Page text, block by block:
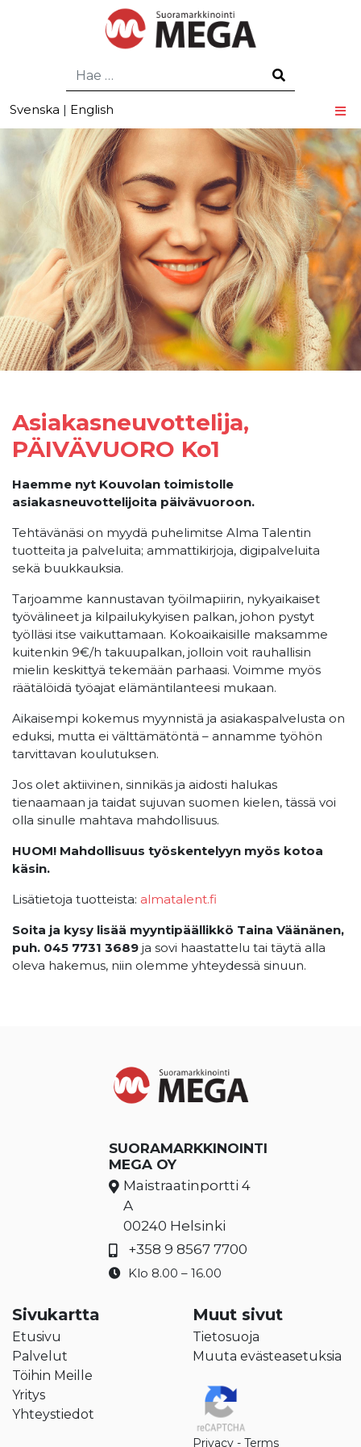
Hae
Svenska | English
Asiakasneuvottelija,
PÄIVÄVUORO Ko1
Haemme nyt Kouvolan toimistolle
asiakasneuvottelijoita päivävuoroon.
Tehtävänäsi on myydä puhelimitse Alma Talentin
tuotteita ja palveluita; ammattikirjoja, digipalveluita
sekä buukkauksia.
Tarjoamme kannustavan työilmapiirin, nykyaikaiset
työvälineet ja kilpailukykyisen palkan, johon pystyt
työlläsi itse vaikuttamaan. Kokoaikaisille maksamme
kuitenkin 9€/h takuupalkan, jolloin voit rauhallisin
mielin keskittyä tekemään parhaasi. Voimme myös
räätälöidä työajat elämäntilanteesi mukaan.
Aikaisempi kokemus myynnistä ja asiakaspalvelusta on
eduksi, mutta ei välttämätöntä – annamme työhön
tarvittavan koulutuksen.
Jos olet aktiivinen, sinnikäs ja aidosti halukas
tienaamaan ja taidat sujuvan suomen kielen, tässä voi
olla sinulle mahtava mahdollisuus.
HUOM! Mahdollisuus työskentelyyn myös kotoa
käsin.
Lisätietoja tuotteista: almatalent.fi
Soita ja kysy lisää myyntipäällikkö Taina Väänänen,
puh. 045 7731 3689 ja sovi haastattelu tai täytä alla
oleva hakemus, niin olemme yhteydessä sinuun.
SUORAMARKKINOINTI
MEGA OY
Maistraatinportti 4
A
00240 Helsinki
+358 9 8567 7700
Klo 8.00 – 16.00
Sivukartta
Etusivu
Palvelut
Töihin Meille
Yritys
Yhteystiedot
Muut sivut
Tietosuoja
Muuta evästeasetuksia
Privacy - Terms